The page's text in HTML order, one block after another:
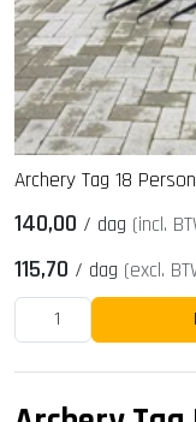
Archery Tag 18
140,00 / dag (incl.
115,70 / dag (excl.